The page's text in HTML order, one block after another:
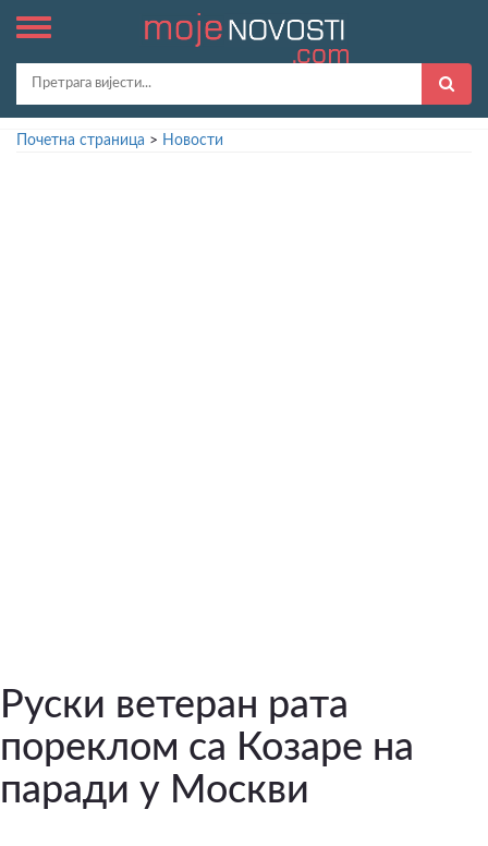
Почетна страница > Новости
Руски ветеран рата
пореклом са Козаре на
паради у Москви